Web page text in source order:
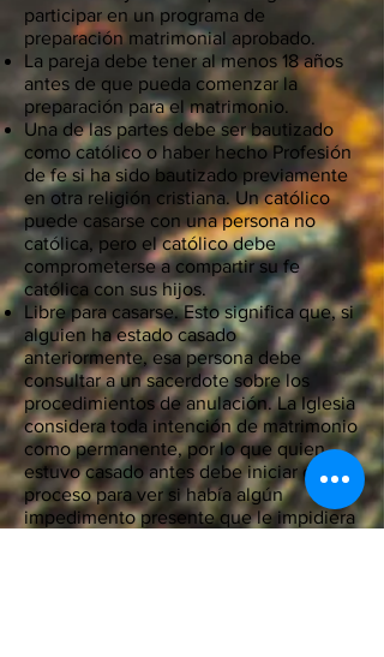
participar en un programa de
preparación matrimonial aprobado.
La pareja debe tener al menos 18 años
antes de que pueda comenzar la
preparación para el matrimonio.
Una de las partes debe ser bautizado
como católico o haber hecho Profesión
de fe si ha sido bautizado previamente
en otra religión cristiana. Un católico
puede casarse con una persona no
católica, pero el católico debe
comprometerse a compartir su fe
católica con sus hijos.
Libre para casarse. Esto significa que, si
alguien ha estado casado
anteriormente, esa persona debe
consultar a un sacerdote sobre los
procedimientos de anulación. La Iglesia
considera toda intención de matrimonio
como permanente, por lo que quien
estuvo casado antes debe iniciar el
proceso para ver si había algún
impedimento presente que le impidiera